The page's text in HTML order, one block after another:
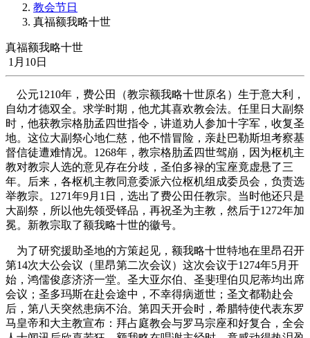
教会节日
真福额我略十世
真福额我略十世
1月10日
公元1210年，费公田（教宗额我略十世原名）生于意大利，
自幼才德双全。求学时期，他尤其喜欢教会法。任里日大副祭
时，他获教宗格肋孟四世指令，讲道劝人参加十字军，收复圣
地。这位大副祭心地仁慈，他不惜冒险，亲赴巴勒斯坦考察基
督信徒遭难情况。1268年，教宗格肋孟四世驾崩，因为枢机主
教对教宗人选的意见存在分歧，圣伯多禄的宝座竟虚悬了三
年。后来，各枢机主教同意委派六位枢机组成委员会，负责选
举教宗。1271年9月1日，选出了费公田任教宗。当时他还只是
大副祭，所以他先领受铎品，再祝圣为主教，然后于1272年加
冕。新教宗取了额我略十世的徽号。
为了研究援助圣地的方策起见，额我略十世特地在里昂召开
第14次大公会议（里昂第二次会议）这次会议于1274年5月开
始，鸿儒俊彦济济一堂。圣大亚尔伯、圣斐理伯贝尼蒂均出席
会议；圣多玛斯在赴会途中，不幸得病逝世；圣文都勒赴会
后，第八天突然患病不治。第四天开会时，希腊特使代表东罗
马皇帝和大主教宣布：拜占庭教会与罗马宗座和好复合，全会